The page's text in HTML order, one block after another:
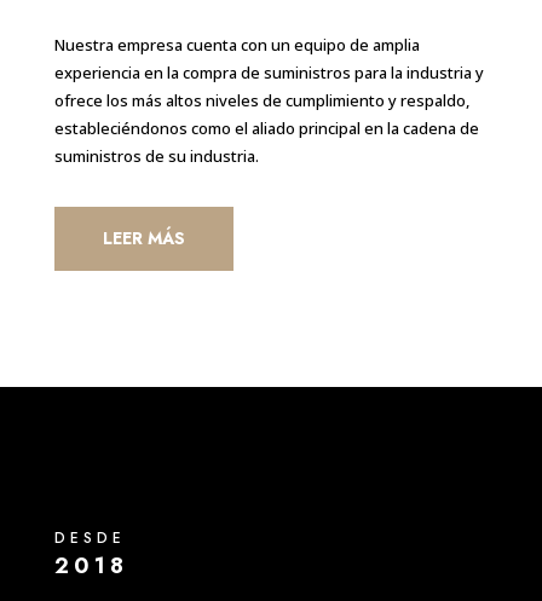
Nuestra empresa cuenta con un equipo de amplia
experiencia en la compra de suministros para la industria y
ofrece los más altos niveles de cumplimiento y respaldo,
estableciéndonos como el aliado principal en la cadena de
suministros de su industria.
LEER MÁS
DESDE
2018